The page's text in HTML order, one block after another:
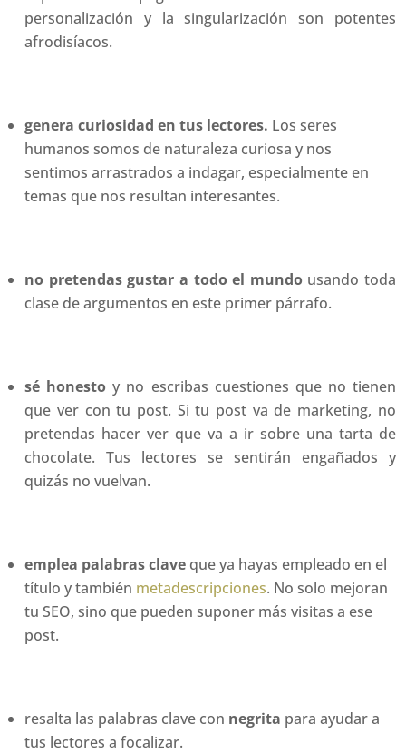
personalización y la singularización son potentes
afrodisíacos.
genera curiosidad en tus lectores. Los seres
humanos somos de naturaleza curiosa y nos
sentimos arrastrados a indagar, especialmente en
temas que nos resultan interesantes.
no pretendas gustar a todo el mundo usando toda
clase de argumentos en este primer párrafo.
sé honesto y no escribas cuestiones que no tienen
que ver con tu post. Si tu post va de marketing, no
pretendas hacer ver que va a ir sobre una tarta de
chocolate. Tus lectores se sentirán engañados y
quizás no vuelvan.
emplea palabras clave que ya hayas empleado en el
título y también metadescripciones. No solo mejoran
tu SEO, sino que pueden suponer más visitas a ese
post.
resalta las palabras clave con negrita para ayudar a
tus lectores a focalizar.